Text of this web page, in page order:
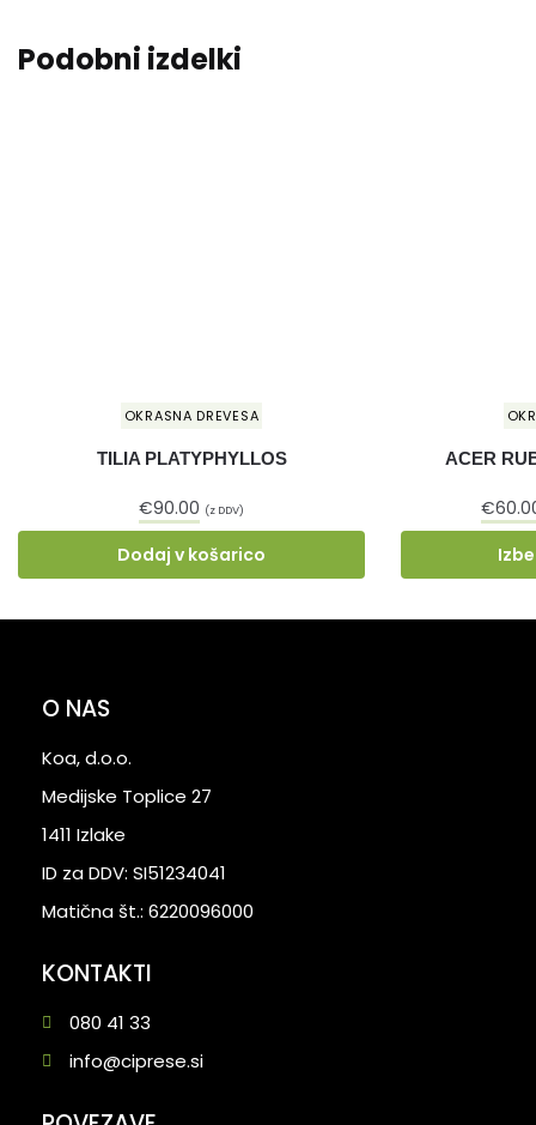
Podobni izdelki
OKRASNA DREVESA
TILIA PLATYPHYLLOS
€90.00 (z DDV)
Dodaj v košarico
ACER
€
O NAS
Koa, d.o.o.
Medijske Toplice 27
1411 Izlake
ID za DDV: SI51234041
Matična št.: 6220096000
KONTAKTI
080 41 33
info@ciprese.si